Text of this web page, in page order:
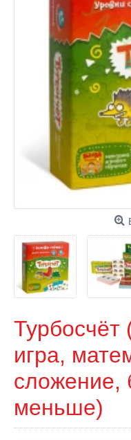
Турбосчёт
игра,
сложение,
меньше)